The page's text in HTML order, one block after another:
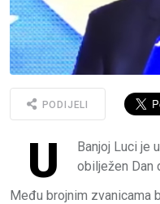
PODIJELI
U
Banjoj Luci je
obilježen Dan
Među brojnim zvanicama